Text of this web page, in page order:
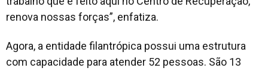
renova nossas forças”, enfatiza.
Agora, a entidade filantrópica possui uma estrutura
com capacidade para atender 52 pessoas. São 13